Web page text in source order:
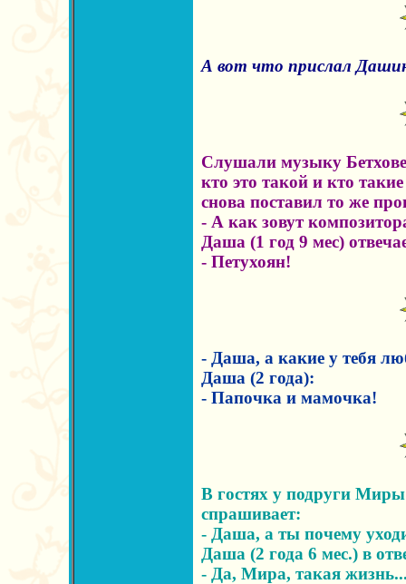
А вот что прислал
Слушали музыку
кто это такой и кто
снова поставил то же
- А как зовут
Даша (1 год 9 мес)
- Петухоян!
- Даша, а какие у тебя
Даша (2 года):
- Папочка и мамочка!
В гостях у подруги
спрашивает:
- Даша, а ты почему
Даша (2 года 6 мес.) в
- Да, Мира, такая